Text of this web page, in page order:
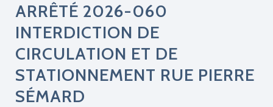
ARRÊTÉ 2026-060
INTERDICTION DE
CIRCULATION ET DE
STATIONNEMENT RUE PIERRE
SÉMARD